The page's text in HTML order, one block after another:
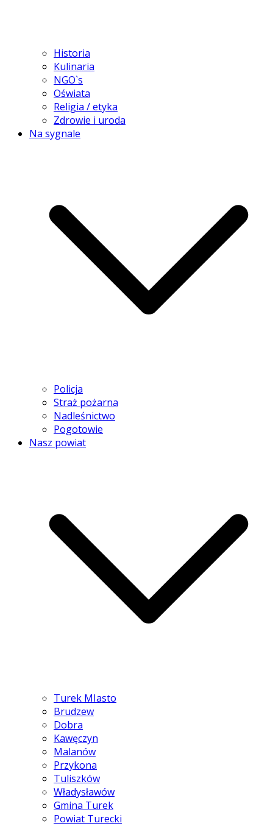
Historia
Kulinaria
NGO`s
Oświata
Religia / etyka
Zdrowie i uroda
Na sygnale
Policja
Straż pożarna
Nadleśnictwo
Pogotowie
Nasz powiat
Turek MIasto
Brudzew
Dobra
Kawęczyn
Malanów
Przykona
Tuliszków
Władysławów
Gmina Turek
Powiat Turecki